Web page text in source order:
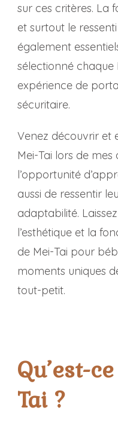
sur ces critères. La
et surtout le
également
sélectionné
expérience de
sécuritaire.
Venez découvrir et
Mei-Tai lors de mes
l’opportunité
aussi de ressentir
adaptabilité.
l’esthétique et la
de Mei-Tai pour
moments uniques
tout-petit.
Qu’est-
Tai ?